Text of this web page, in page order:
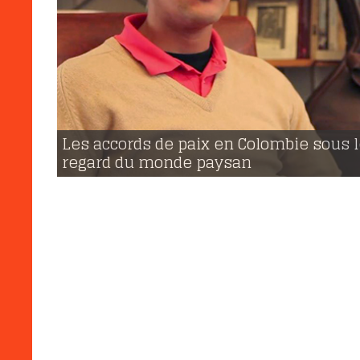
Les accords de paix en Colombie sous
regard du monde paysan
voir
20 | 03 | 2017
941